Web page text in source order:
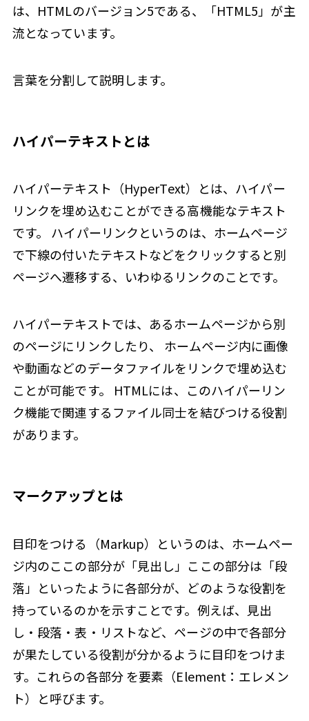
は、HTMLのバージョン5である、「HTML5」が主
流となっています。
言葉を分割して説明します。
ハイパーテキストとは
ハイパーテキスト（HyperText）とは、ハイパー
リンクを埋め込むことができる高機能なテキスト
です。 ハイパーリンクというのは、ホームページ
で下線の付いたテキストなどをクリックすると別
ページへ遷移する、いわゆるリンクのことです。
ハイパーテキストでは、あるホームページから別
のページにリンクしたり、 ホームページ内に画像
や動画などのデータファイルをリンクで埋め込む
ことが可能です。 HTMLには、このハイパーリン
ク機能で関連するファイル同士を結びつける役割
があります。
マークアップとは
目印をつける（Markup）というのは、ホームペー
ジ内のここの部分が「見出し」ここの部分は「段
落」といったように各部分が、どのような役割を
持っているのかを示すことです。例えば、見出
し・段落・表・リストなど、ページの中で各部分
が果たしている役割が分かるように目印をつけま
す。これらの各部分 を要素（Element：エレメン
ト）と呼びます。